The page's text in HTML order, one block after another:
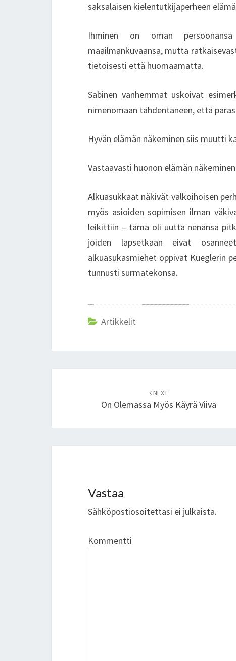
saksalaisen kielentutkijaperheen
Ihminen on oman
maailmankuvaansa, mutta
tietoisesti että huomaamatta.
Sabinen vanhemmat uskoivat
nimenomaan tähdentäneen, että
Hyvän elämän näkeminen siis muutti
Vastaavasti huonon elämän
Alkuasukkaat näkivät valkoihoisen
myös asioiden sopimisen ilman
leikittiin – tämä oli uutta nenänsä
joiden lapsetkaan eivät
alkuasukasmiehet oppivat Kueglerin
tunnusti surmatekonsa.
Artikkelit
navigation
NEXT
On Olemassa Myös Käyrä Viiva
Vastaa
Sähköpostiosoitettasi ei julkaista.
Kommentti